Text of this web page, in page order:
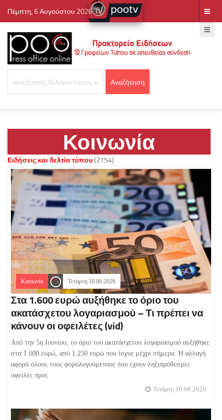
Πέμπτη, 6 Αυγούστου 2026
Κοινωνία
Ειδήσεις και δελτία τύπου(2154)
Κοινωνία Τετάρτη 10.06.2026
Στα 1.600 ευρώ αυξήθηκε το όριο του
ακατάσχετου λογαριασμού – Τι πρέπει να
κάνουν οι οφειλέτες (vid)
Από την 5η Ιουνίου, το όριο του ακατάσχετου λογαριασμού αυξήθηκε
στα 1.600 ευρώ, από 1.250 ευρώ που ίσχυε μέχρι σήμερα. Η αλλαγή
αφορά όλους τους φορολογούμενους που έχουν ληξιπρόθεσμες
οφειλές προς
Τετάρτη 10.06.2026